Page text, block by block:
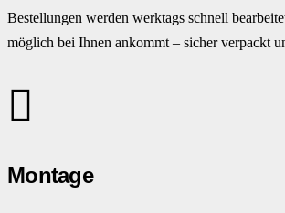
Bestellungen werden werktags schnell
möglich bei Ihnen ankommt – sicher verpackt
Montage